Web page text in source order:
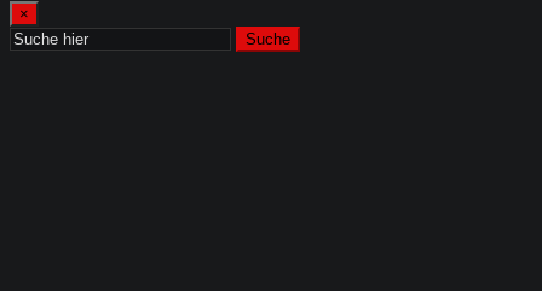
×
Suche